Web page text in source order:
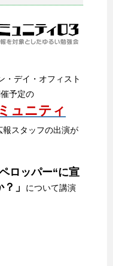
・デイ・オフィスト
予定の
ュニティ
報スタッフの出演が
ロッパー“に宣
」
について講演